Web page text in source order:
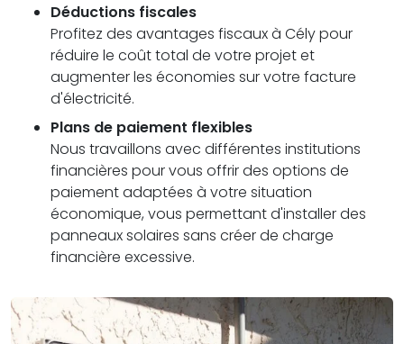
Déductions fiscales
Profitez des avantages fiscaux à Cély pour
réduire le coût total de votre projet et
augmenter les économies sur votre facture
d'électricité.
Plans de paiement flexibles
Nous travaillons avec différentes institutions
financières pour vous offrir des options de
paiement adaptées à votre situation
économique, vous permettant d'installer des
panneaux solaires sans créer de charge
financière excessive.